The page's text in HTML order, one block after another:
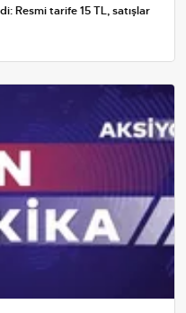
Resmi tarife 15 TL, satışlar